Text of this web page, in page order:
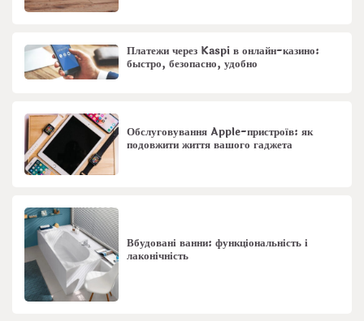
Платежи через Kaspi в онлайн-казино:
быстро, безопасно, удобно
Обслуговування Apple-пристроїв: як
подовжити життя вашого гаджета
Вбудовані ванни: функціональність і
лаконічність